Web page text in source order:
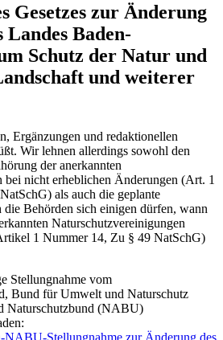
Gesetzes zur Änderung
Landes Baden-
Schutz der Natur und
und weiterer
Ergänzungen und redaktionellen
Wir lehnen allerdings sowohl den
der anerkannten
bei nicht erheblichen Änderungen (Art. 1
als auch die geplante
Behörden sich einigen dürfen, wann
Naturschutzvereinigungen
1 Nummer 14, Zu § 49 NatSchG)
Stellungnahme vom
Bund für Umwelt und Naturschutz
Naturschutzbund (NABU)
Stellungnahme zur Änderung des